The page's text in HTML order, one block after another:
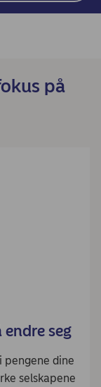
på
seg
pengene dine
selskapene